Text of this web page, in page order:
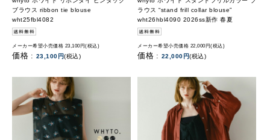
ブラウス ribbon tie blouse
wht25fbl4082
メーカー希望小売価格 23,100円(税込)
価格 : 23,100円(税込)
ラウス “stand frill collar blouse”
wht26hbl4090 2026ss新作 春夏
メーカー希望小売価格 22,000円(税込)
価格 : 22,000円(税込)